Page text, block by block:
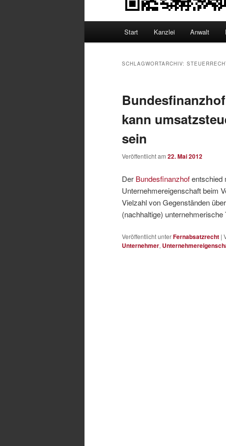
Start Kanzlei Anwalt
SCHLAGWORTARCHIV:
kann
sein
Veröffentlicht am 22. Mai 2012
Der Bundesfinanzhofentschied
Unternehmereigenschaft beim
Vielzahl von Gegenständen
(nachhaltige) unternehmerische
Veröffentlicht unterFernabsatzrecht |
Unternehmer,